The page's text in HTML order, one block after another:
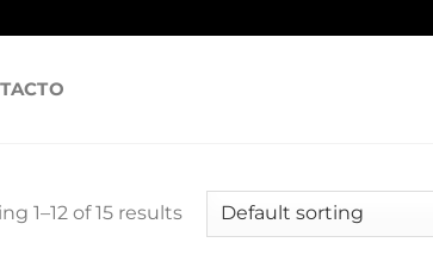
1–12 of 15 results